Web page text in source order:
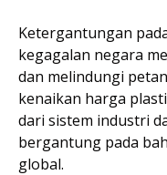
Ketergantungan
kegagalan negara
dan melindungi
kenaikan harga
dari sistem industri
bergantung pada
global.